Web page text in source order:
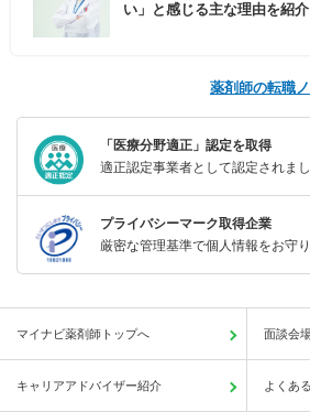
い」と感じる主な理由を紹介
薬剤師の転職
「医療分野適正」認定を取得
適正認定事業者として認定されまし
プライバシーマーク取得企業
厳密な管理基準で個人情報をお守り
マイナビ薬剤師トップへ 面談会
キャリアアドバイザー紹介 よくあ